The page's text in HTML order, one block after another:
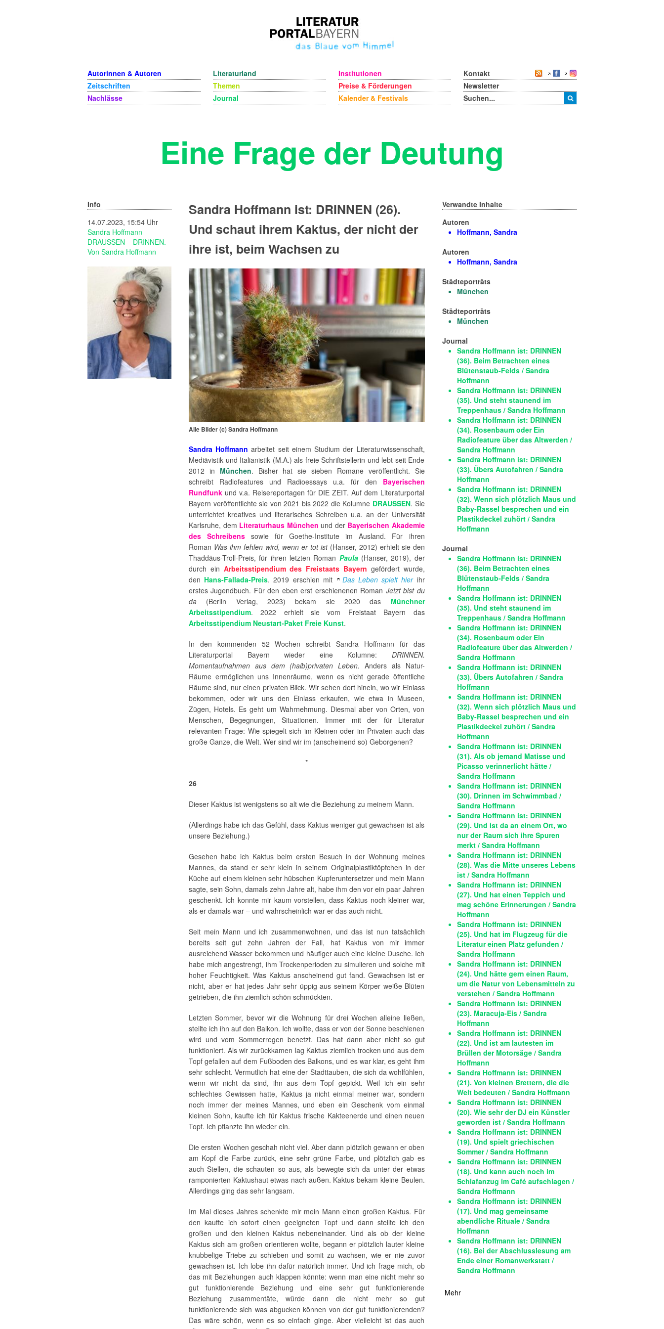
Autorinnen & Autoren
Zeitschriften
Nachlässe
Literaturland
Themen
Journal
Institutionen
Preise & Förderungen
Kalender & Festivals
Kontakt
Newsletter
Eine Frage der Deutung
Info
14.07.2023, 15:54 Uhr
Sandra Hoffmann
DRAUSSEN – DRINNEN.
Von Sandra Hoffmann
Sandra Hoffmann ist: DRINNEN (26).
Und schaut ihrem Kaktus, der nicht der
ihre ist, beim Wachsen zu
Alle Bilder (c) Sandra Hoffmann
Sandra Hoffmann arbeitet seit einem Studium der Literaturwissenschaft,
Mediävistik und Italianistik (M.A.) als freie Schriftstellerin und lebt seit Ende
2012 in München. Bisher hat sie sieben Romane veröffentlicht. Sie
schreibt Radiofeatures und Radioessays u.a. für den Bayerischen
Rundfunk und v.a. Reisereportagen für DIE ZEIT. Auf dem Literaturportal
Bayern veröffentlichte sie von 2021 bis 2022 die Kolumne DRAUSSEN. Sie
unterrichtet kreatives und literarisches Schreiben u.a. an der Universität
Karlsruhe, dem Literaturhaus München und der Bayerischen Akademie
des Schreibens sowie für Goethe-Institute im Ausland. Für ihren
Roman Was ihm fehlen wird, wenn er tot ist(Hanser, 2012) erhielt sie den
Thaddäus-Troll-Preis, für ihren letzten Roman Paula(Hanser, 2019), der
durch ein Arbeitsstipendium des Freistaats Bayern gefördert wurde,
den Hans-Fallada-Preis. 2019 erschien mit Das Leben spielt hierihr
erstes Jugendbuch. Für den eben erst erschienenen Roman Jetzt bist du
da (Berlin Verlag, 2023) bekam sie 2020 das Münchner
Arbeitsstipendium. 2022 erhielt sie vom Freistaat Bayern das
Arbeitsstipendium Neustart-Paket Freie Kunst.
In den kommenden 52 Wochen schreibt Sandra Hoffmann für das
Literaturportal Bayern wieder eine Kolumne: DRINNEN.
Momentaufnahmen aus dem (halb)privaten Leben. Anders als Natur-
Räume ermöglichen uns Innenräume, wenn es nicht gerade öffentliche
Räume sind, nur einen privaten Blick. Wir sehen dort hinein, wo wir Einlass
bekommen, oder wir uns den Einlass erkaufen, wie etwa in Museen,
Zügen, Hotels. Es geht um Wahrnehmung. Diesmal aber von Orten, von
Menschen, Begegnungen, Situationen. Immer mit der für Literatur
relevanten Frage: Wie spiegelt sich im Kleinen oder im Privaten auch das
große Ganze, die Welt. Wer sind wir im (anscheinend so) Geborgenen?
*
26
Dieser Kaktus ist wenigstens so alt wie die Beziehung zu meinem Mann.
(Allerdings habe ich das Gefühl, dass Kaktus weniger gut gewachsen ist als
unsere Beziehung.)
Gesehen habe ich Kaktus beim ersten Besuch in der Wohnung meines
Mannes, da stand er sehr klein in seinem Originalplastiktöpfchen in der
Küche auf einem kleinen sehr hübschen Kupferuntersetzer und mein Mann
sagte, sein Sohn, damals zehn Jahre alt, habe ihm den vor ein paar Jahren
geschenkt. Ich konnte mir kaum vorstellen, dass Kaktus noch kleiner war,
als er damals war – und wahrscheinlich war er das auch nicht.
Seit mein Mann und ich zusammenwohnen, und das ist nun tatsächlich
bereits seit gut zehn Jahren der Fall, hat Kaktus von mir immer
ausreichend Wasser bekommen und häufiger auch eine kleine Dusche. Ich
habe mich angestrengt, ihm Trockenperioden zu simulieren und solche mit
hoher Feuchtigkeit. Was Kaktus anscheinend gut fand. Gewachsen ist er
nicht, aber er hat jedes Jahr sehr üppig aus seinem Körper weiße Blüten
getrieben, die ihn ziemlich schön schmückten.
Letzten Sommer, bevor wir die Wohnung für drei Wochen alleine ließen,
stellte ich ihn auf den Balkon. Ich wollte, dass er von der Sonne beschienen
wird und vom Sommerregen benetzt. Das hat dann aber nicht so gut
funktioniert. Als wir zurückkamen lag Kaktus ziemlich trocken und aus dem
Topf gefallen auf dem Fußboden des Balkons, und es war klar, es geht ihm
sehr schlecht. Vermutlich hat eine der Stadttauben, die sich da wohlfühlen,
wenn wir nicht da sind, ihn aus dem Topf gepickt. Weil ich ein sehr
schlechtes Gewissen hatte, Kaktus ja nicht einmal meiner war, sondern
noch immer der meines Mannes, und eben ein Geschenk vom einmal
kleinen Sohn, kaufte ich für Kaktus frische Kakteenerde und einen neuen
Topf. Ich pflanzte ihn wieder ein.
Die ersten Wochen geschah nicht viel. Aber dann plötzlich gewann er oben
am Kopf die Farbe zurück, eine sehr grüne Farbe, und plötzlich gab es
auch Stellen, die schauten so aus, als bewegte sich da unter der etwas
ramponierten Kaktushaut etwas nach außen. Kaktus bekam kleine Beulen.
Allerdings ging das sehr langsam.
Im Mai dieses Jahres schenkte mir mein Mann einen großen Kaktus. Für
den kaufte ich sofort einen geeigneten Topf und dann stellte ich den
großen und den kleinen Kaktus nebeneinander. Und als ob der kleine
Kaktus sich am großen orientieren wollte, begann er plötzlich lauter kleine
knubbelige Triebe zu schieben und somit zu wachsen, wie er nie zuvor
gewachsen ist. Ich lobe ihn dafür natürlich immer. Und ich frage mich, ob
das mit Beziehungen auch klappen könnte: wenn man eine nicht mehr so
gut funktionierende Beziehung und eine sehr gut funktionierende
Beziehung zusammentäte, würde dann die nicht mehr so gut
funktionierende sich was abgucken können von der gut funktionierenden?
Das wäre schön, wenn es so einfach ginge. Aber vielleicht ist das auch
Verwandte Inhalte
Autoren
Hoffmann, Sandra
Autoren
Hoffmann, Sandra
Städteporträts
München
Städteporträts
München
Journal
Sandra Hoffmann ist: DRINNEN
(36). Beim Betrachten eines
Blütenstaub-Felds / Sandra
Hoffmann
Sandra Hoffmann ist: DRINNEN
(35). Und steht staunend im
Treppenhaus / Sandra Hoffmann
Sandra Hoffmann ist: DRINNEN
(34). Rosenbaum oder Ein
Radiofeature über das Altwerden /
Sandra Hoffmann
Sandra Hoffmann ist: DRINNEN
(33). Übers Autofahren / Sandra
Hoffmann
Sandra Hoffmann ist: DRINNEN
(32). Wenn sich plötzlich Maus und
Baby-Rassel besprechen und ein
Plastikdeckel zuhört / Sandra
Hoffmann
Journal
Sandra Hoffmann ist: DRINNEN
(36). Beim Betrachten eines
Blütenstaub-Felds / Sandra
Hoffmann
Sandra Hoffmann ist: DRINNEN
(35). Und steht staunend im
Treppenhaus / Sandra Hoffmann
Sandra Hoffmann ist: DRINNEN
(34). Rosenbaum oder Ein
Radiofeature über das Altwerden /
Sandra Hoffmann
Sandra Hoffmann ist: DRINNEN
(33). Übers Autofahren / Sandra
Hoffmann
Sandra Hoffmann ist: DRINNEN
(32). Wenn sich plötzlich Maus und
Baby-Rassel besprechen und ein
Plastikdeckel zuhört / Sandra
Hoffmann
Sandra Hoffmann ist: DRINNEN
(31). Als ob jemand Matisse und
Picasso verinnerlicht hätte /
Sandra Hoffmann
Sandra Hoffmann ist: DRINNEN
(30). Drinnen im Schwimmbad /
Sandra Hoffmann
Sandra Hoffmann ist: DRINNEN
(29). Und ist da an einem Ort, wo
nur der Raum sich ihre Spuren
merkt / Sandra Hoffmann
Sandra Hoffmann ist: DRINNEN
(28). Was die Mitte unseres Lebens
ist / Sandra Hoffmann
Sandra Hoffmann ist: DRINNEN
(27). Und hat einen Teppich und
mag schöne Erinnerungen / Sandra
Hoffmann
Sandra Hoffmann ist: DRINNEN
(25). Und hat im Flugzeug für die
Literatur einen Platz gefunden /
Sandra Hoffmann
Sandra Hoffmann ist: DRINNEN
(24). Und hätte gern einen Raum,
um die Natur von Lebensmitteln zu
verstehen / Sandra Hoffmann
Sandra Hoffmann ist: DRINNEN
(23). Maracuja-Eis / Sandra
Hoffmann
Sandra Hoffmann ist: DRINNEN
(22). Und ist am lautesten im
Brüllen der Motorsäge / Sandra
Hoffmann
Sandra Hoffmann ist: DRINNEN
(21). Von kleinen Brettern, die die
Welt bedeuten / Sandra Hoffmann
Sandra Hoffmann ist: DRINNEN
(20). Wie sehr der DJ ein Künstler
geworden ist / Sandra Hoffmann
Sandra Hoffmann ist: DRINNEN
(19). Und spielt griechischen
Sommer / Sandra Hoffmann
Sandra Hoffmann ist: DRINNEN
(18). Und kann auch noch im
Schlafanzug im Café aufschlagen /
Sandra Hoffmann
Sandra Hoffmann ist: DRINNEN
(17). Und mag gemeinsame
abendliche Rituale / Sandra
Hoffmann
Sandra Hoffmann ist: DRINNEN
(16). Bei der Abschlusslesung am
Ende einer Romanwerkstatt /
Sandra Hoffmann
Mehr